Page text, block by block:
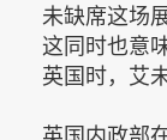
未缺席这场
这同时也意
英国时，艾